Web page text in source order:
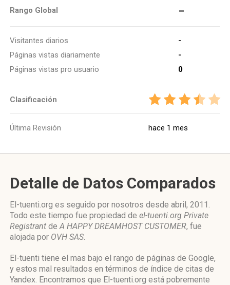
Rango Global -
Visitantes diarios
-
Páginas vistas diariamente
-
Páginas vistas pro usuario
0
Clasificación
Última Revisión hace 1 mes
Detalle de Datos Comparados
El-tuenti.org es seguido por nosotros desde abril, 2011.
Todo este tiempo fue propiedad de el-tuenti.org Private
Registrant deA HAPPY DREAMHOST CUSTOMER, fue
alojada por OVH SAS.
El-tuenti tiene el mas bajo el rango de páginas de Google,
y estos mal resultados en términos de índice de citas de
Yandex. Encontramos que El-tuenti.org está pobremente